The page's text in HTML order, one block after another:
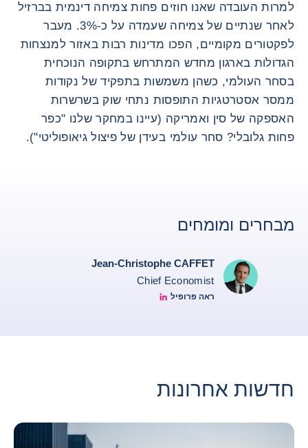
למרות העובדה שאנו חוזים פחות צמיחה דינמית בברזיל
לאחר שנתיים של צמיחה שעמדה על כ-3%. מעבר
לפקטורים מקומיים, הפכו מדינות רבות באזור למנצחות
הגדולות בארגון מחדש המתרחש בתקופה הנוכחית
בסחר העולמי, כשהן משמשות בתפקיד של נקודות
ממסר אסטרטגיות התופסות נתחי שוק בשרשרות
האספקה של סין ואמריקה (עיינו במחקר שלנו "כפר
פחות גלובלי? סחר עולמי בעידן של פיצול גיאופוליטי").
מבחרים ומומחים
Jean-Christophe CAFFET
Chief Economist
ראה פרופילJCC Linkedin
חדשות אחרונות